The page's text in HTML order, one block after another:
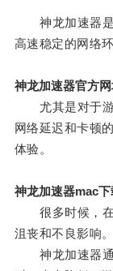
神龙加速器是
高速稳定的网络
神龙加速器官方
尤其是对于游
网络延迟和卡顿
体验。
神龙加速器mac下
很多时候，在
沮丧和不良影响。
神龙加速器通